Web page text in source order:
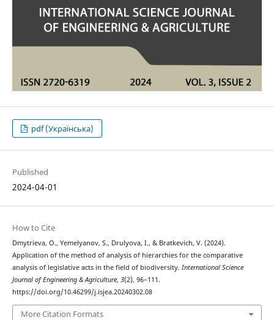
pdf (Українська)
Published
2024-04-01
How to Cite
Dmytrieva, O., Yemelyanov, S., Drulyova, I., & Bratkevich, V. (2024).
Application of the method of analysis of hierarchies for the comparative
analysis of legislative acts in the field of biodiversity. International Science
Journal of Engineering & Agriculture, 3(2), 96–111.
https://doi.org/10.46299/j.isjea.20240302.08
More Citation Formats